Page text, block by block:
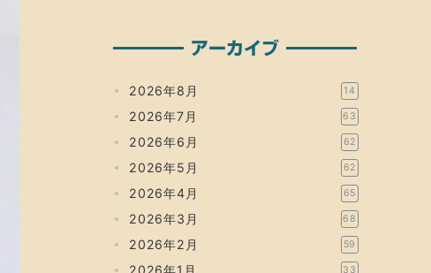
アーカイブ
2026年8月 14
2026年7月 63
2026年6月 62
2026年5月 62
2026年4月 65
2026年3月 68
2026年2月 59
2026年1月 33